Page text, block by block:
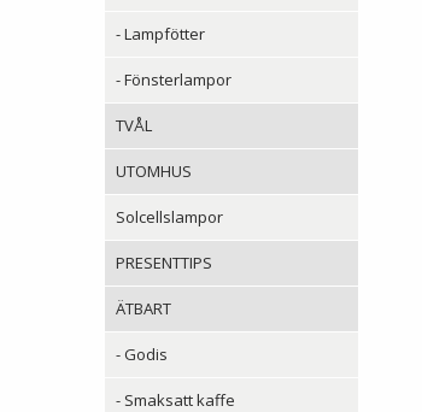
- Lampfötter
- Fönsterlampor
TVÅL
UTOMHUS
Solcellslampor
PRESENTTIPS
ÄTBART
- Godis
- Smaksatt kaffe